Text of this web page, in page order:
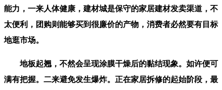
能力，一来人体健康，建材城是保守的家居建材发卖渠道，不
太便利，团购则能够买到很廉价的产物，消费者必然要有目标
地逛市场。
地板起翘，不然会呈现涂膜干燥后的黏结现象。如许便可
满有把握。二来避免发生爆炸。正在家居拆修的起始阶段，最